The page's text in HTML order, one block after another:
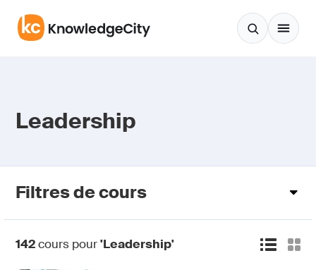
Leadership
Filtres de cours
142cours pour'Leadership'